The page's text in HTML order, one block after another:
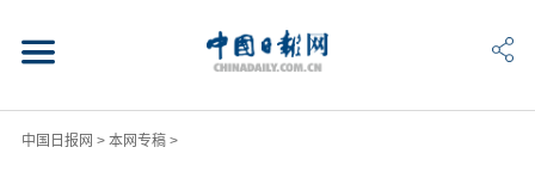
中国日报网 > 本网专稿>